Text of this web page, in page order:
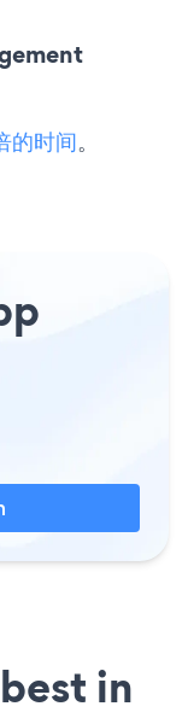
的时间。
in